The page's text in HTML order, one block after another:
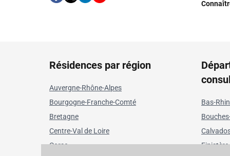
Résidences par région
Auvergne-Rhône-Alpes
Bourgogne-Franche-Comté
Bretagne
Centre-Val de Loire
Corse
Bas-Rhin
Finistère